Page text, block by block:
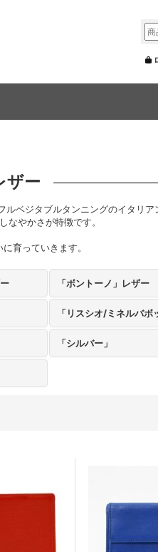
ザー
ベジタブルタンニングのイタリア
なやかさが特徴です。
育っていきます。
「ボントーノ」レザー
「シルバー」